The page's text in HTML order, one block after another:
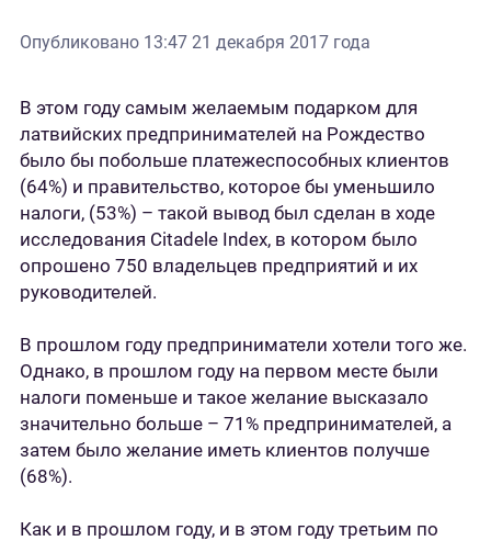
Опубликовано 13:47 21 декабря 2017 года
В этом году самым желаемым подарком для
латвийских предпринимателей на Рождество
было бы побольше платежеспособных клиентов
(64%) и правительство, которое бы уменьшило
налоги, (53%) – такой вывод был сделан в ходе
исследования Citadele Index, в котором было
опрошено 750 владельцев предприятий и их
руководителей.
В прошлом году предприниматели хотели того же.
Однако, в прошлом году на первом месте были
налоги поменьше и такое желание высказало
значительно больше – 71% предпринимателей, а
затем было желание иметь клиентов получше
(68%).
Как и в прошлом году, и в этом году третьим по